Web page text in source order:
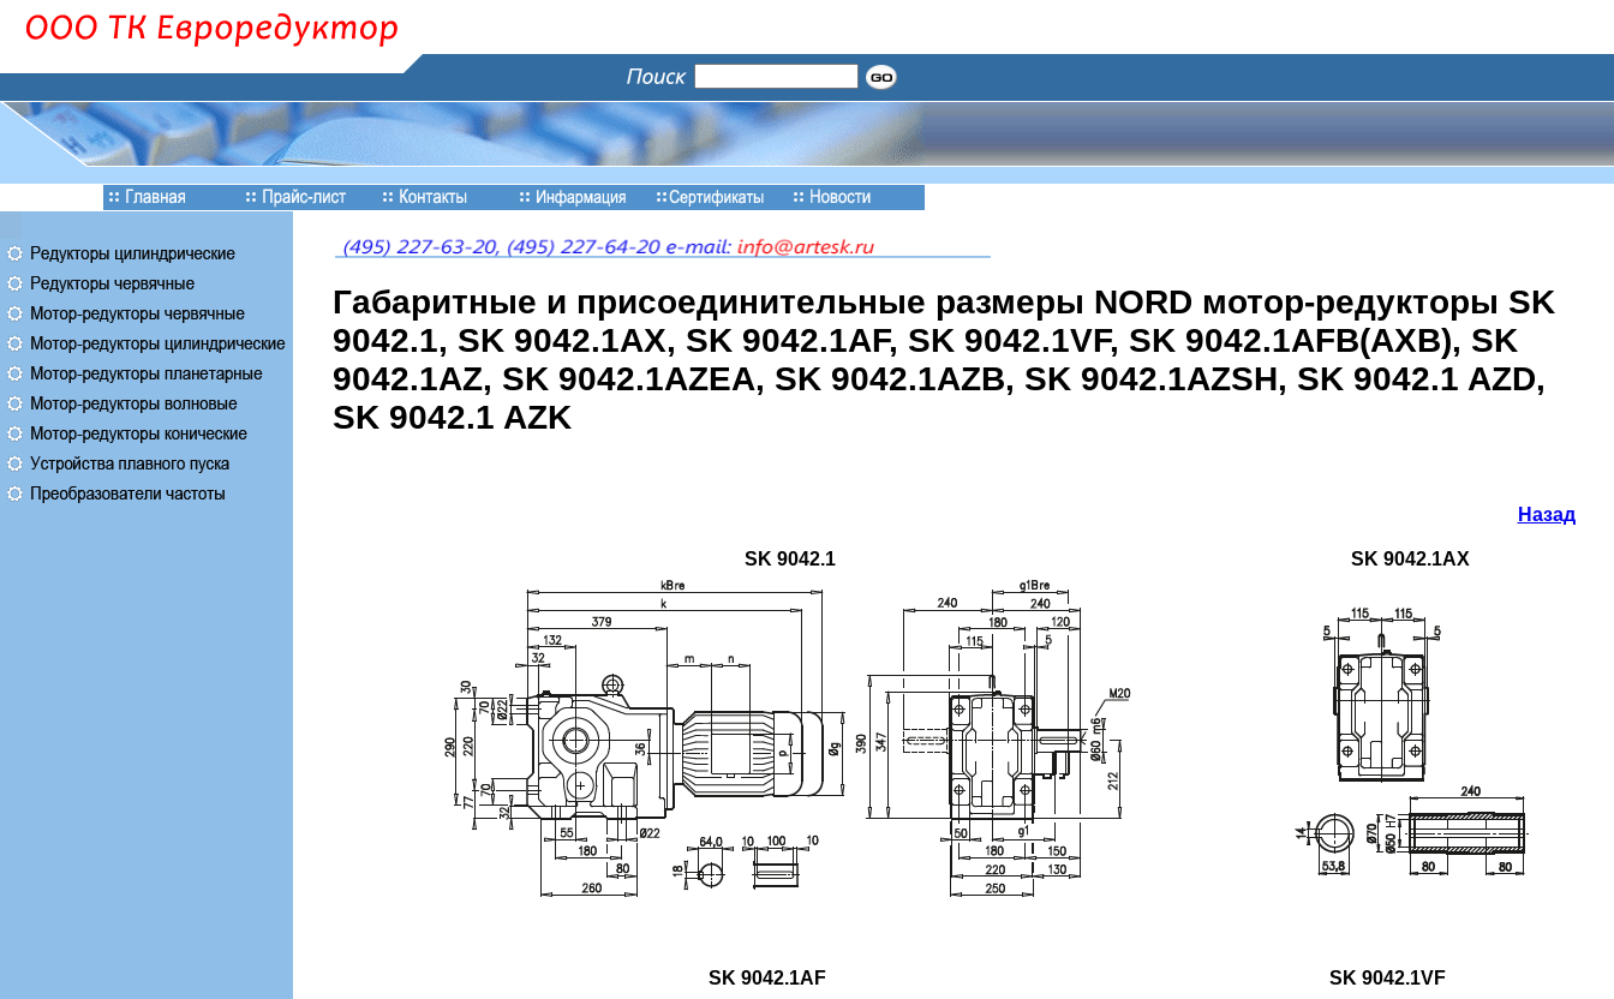
Габаритные и присоединительные размеры NORD мотор-редукторы SK
9042.1, SK 9042.1AX, SK 9042.1AF, SK 9042.1VF, SK 9042.1AFB(AXB), SK
9042.1AZ, SK 9042.1AZEA, SK 9042.1AZB, SK 9042.1AZSH, SK 9042.1 AZD,
SK 9042.1 AZK
Назад
SK 9042.1 SK 9042.1AX
SK 9042.1AF SK 9042.1VF